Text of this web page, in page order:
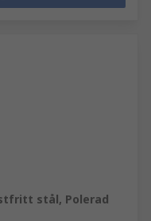
stål, Polerad